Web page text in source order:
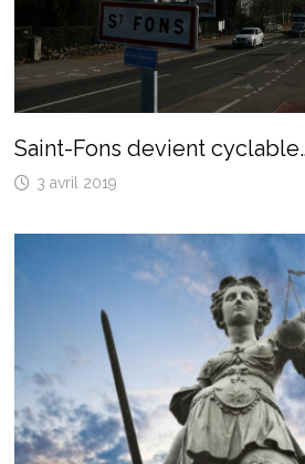
Saint-Fons devient
3 avril 2019